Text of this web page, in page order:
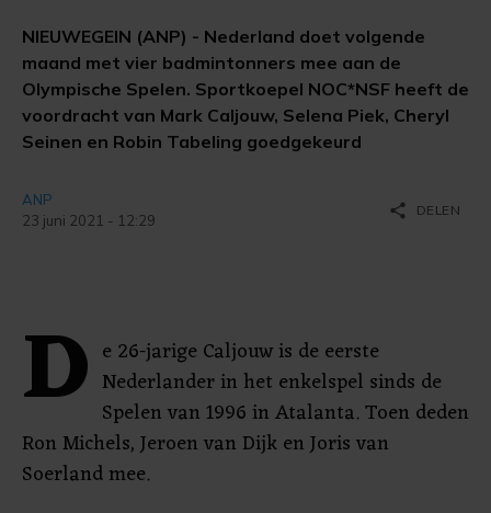
NIEUWEGEIN (ANP) - Nederland doet volgende
maand met vier badmintonners mee aan de
Olympische Spelen. Sportkoepel NOC*NSF heeft de
voordracht van Mark Caljouw, Selena Piek, Cheryl
Seinen en Robin Tabeling goedgekeurd
ANP
23 juni 2021 - 12:29
share DELEN
D e 26-jarige Caljouw is de eerste
Nederlander in het enkelspel sinds de
Spelen van 1996 in Atalanta. Toen deden
Ron Michels, Jeroen van Dijk en Joris van
Soerland mee.